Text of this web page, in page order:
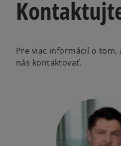
Pre viac informácií o
nás kontaktovať.